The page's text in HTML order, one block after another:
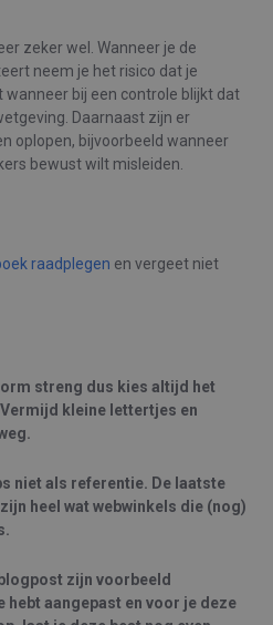
zeker wel. Wanneer je de
neem je het risico dat je
bij een controle blijkt dat
Daarnaast zijn er
oplopen, bijvoorbeeld wanneer
bewust wilt misleiden.
raadplegen en vergeet niet
streng dus kies altijd het
kleine lettertjes en
niet als referentie. De laatste
heel wat webwinkels die (nog)
zijn voorbeeld
hebt aangepast en voor je deze